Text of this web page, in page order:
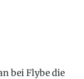
bei Flybe die